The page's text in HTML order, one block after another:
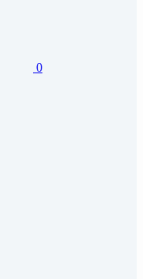
0